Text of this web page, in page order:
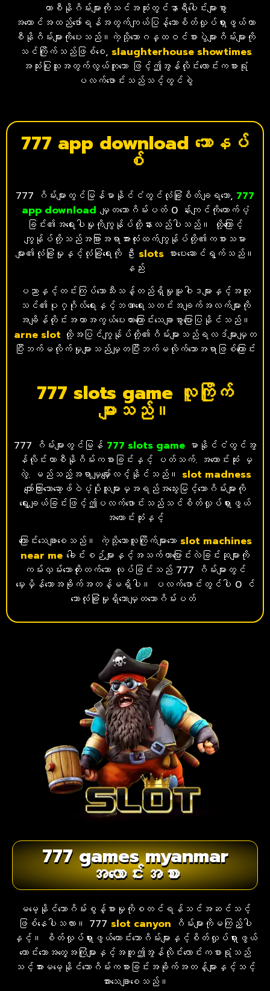
ကာစီနိုဂိမ်းများကိုသင်အဆုံ းတွင်နာရီပေါင်းများစွာ
အကောင်အထည်ဖော်ရန်အတွက်ကျယ်ပြန့်သောစိတ်လှုပ်ရှားဖွယ်ကာ
စီနိုဂိမ်းများကိုပေးသည်။ကဲ့သို့သောဂန္ထဝင်စားပွဲများဂိမ်းများကို
သင်ကြိုက်သည်ဖြစ်စေ, slaughterhouse showtimes
အသုံးပြုသူအတွက်လွယ်ကူသော ဖြင့်ဤအွန်လိုင်းလောင်းကစားရုံ
ပလက်ဖောင်းသည်သင့်တွင်စွဲ
777 app download ဘောနပ်
စ်
777 ဂိမ်းများတွင်မြန်မာနိုင်ငံတွင်လုံခြုံစိတ်ချရသော, 777
app download မျှတသောဂိမ်းပတ် 0 န်းကျင်ကိုထောက်ပံ့
ခြင်း၏အရေးပါမှုကိုကျွန်ုပ်တို့နားလည်ပါသည်။ ထို့ကြောင့်
ကျွန်ုပ်တို့သည်အခြားအရာအားလုံးထက်ကျွန်ုပ်တို့၏ကစားသမား
များ၏လုံခြုံမှုနှင့်လုံခြုံရေးကို ဦး slots စားပေးဆောင်ရွက်သည်။
နည်း
ပညာနှင့်တင်းကြပ်သောသီးသန့်တည်ရှိမှုမူဝါဒများနှင့်အတူ
သင်၏ပုဂ္ဂိုလ်ရေးနှင့်ဘဏာရေးသတင်းအချက်အလက်များကို
အချိန်တိုင်းအကာအကွယ်ပေးထားကြောင်းသေချာစွာပြောပြနိုင်သည်။
arne slot ထို့အပြင်ကျွန်ုပ်တို့၏ဂိမ်းများသည်ရလဒ်များမျှတ
ပြီးဘက်မလိုက်မှုများသည်မျှတပြီးဘက်မလိုက်သောအရာဖြစ်ကြောင်း
777 slots game လူကြိုက်
များသည်။
777 ဂိမ်းများတွင်မြန် 777 slots game မာနိုင်ငံတွင်အွ
န်လိုင်းကာစီနိုဂိမ်းကစားခြင်းနှင့် ပတ်သက်. အကောင်းဆုံး မှ
လွဲ. မည်သည့်အရာမျှမျှော်လင့်နိုင်သည်။ slot madness
ကျော်ကြားသောဆော့ဖ်ဝဲပံ့ပိုးသူများမှအရည်အသွေးမြင့်သောဂိမ်းများကို
ရွေးချယ်ခြင်းဖြင့်ဤပလက်ဖောင်းသည်သင်စိတ်လှုပ်ရှားဖွယ်
အကောင်းဆုံးနှင့်
ကြောင်းသေချာစေသည်။ ကဲ့သို့သောလူကြိုက်များသော slot machines
near me ခေါင်းစဉ်များနှင့်အသက်တာပြောင်းလဲခြင်းဆုများကို
ကမ်းလှမ်းသောတိုးတက်သော လုပ်ခြင်းသည် 777 ဂိမ်းများတွင်
မှေးမှိန်သောအခိုက်အတန့်မရှိပါ။ ပလက်ဖောင်းတွင်ပါ 0 င်
သောလုံခြုံမှုရှိသောမျှတသောဂိမ်းပတ်
777 games myanmar
အလောင်းအစား
မမေ့နိုင်သောဂိမ်းစွန့်စားမှုကိုစတင်ရန်သင်အဆင်သင့်
ဖြစ်နေပါသလား။ 777 slot canyon ဂိမ်းများကိုမကြည့်ပါ
နှင့်။ စိတ်လှုပ်ရှားဖွယ်ကောင်းသောဂိမ်းများနှင့်စိတ်လှုပ်ရှားဖွယ်
ကောင်းသောအတွေ့အကြုံများနှင့်အတူဤအွန်လိုင်းလောင်းကစားရုံသည်
သင့်အားမမေ့နိုင်သောဂိမ်းကစားခြင်းအခိုက်အတန့်များနှင့်သင့်
အားသေချာစေသည်။